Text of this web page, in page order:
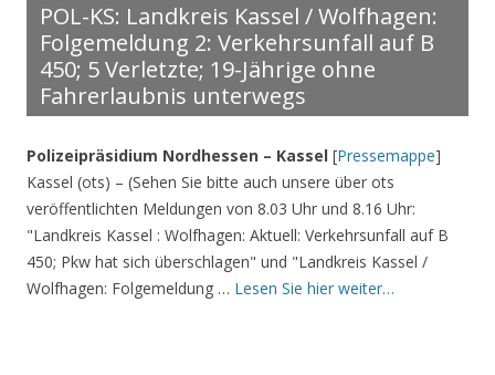
POL-KS: Landkreis Kassel / Wolfhagen:
Folgemeldung 2: Verkehrsunfall auf B
450; 5 Verletzte; 19-Jährige ohne
Fahrerlaubnis unterwegs
Polizeipräsidium Nordhessen – Kassel [Pressemappe]
Kassel (ots) – (Sehen Sie bitte auch unsere über ots
veröffentlichten Meldungen von 8.03 Uhr und 8.16 Uhr:
"Landkreis Kassel : Wolfhagen: Aktuell: Verkehrsunfall auf B
450; Pkw hat sich überschlagen" und "Landkreis Kassel /
Wolfhagen: Folgemeldung … Lesen Sie hier weiter…